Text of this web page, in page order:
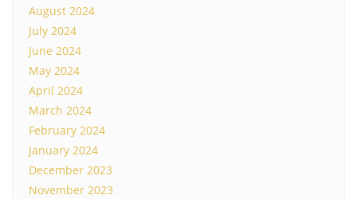
August 2024
July 2024
June 2024
May 2024
April 2024
March 2024
February 2024
January 2024
December 2023
November 2023